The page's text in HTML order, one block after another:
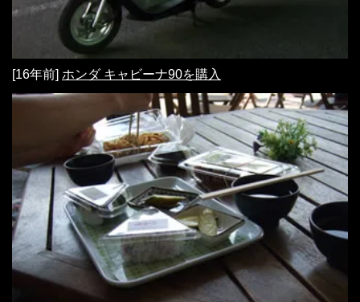
[16年前] ホンダ キャビーナ90を購入